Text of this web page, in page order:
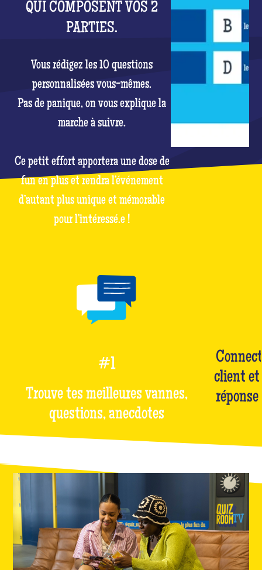
QUI COMPOSENT VOS 2
PARTIES.
Vous rédigez les 10 questions
personnalisées vous-mêmes.
Pas de panique, on vous explique la
marche à suivre.
Ce petit effort apportera une dose de
fun en plus et rendra l’événement
d’autant plus unique et mémorable
pour l’intéressé.e !
#1
Trouve tes meilleures vannes,
questions, anecdotes
client et